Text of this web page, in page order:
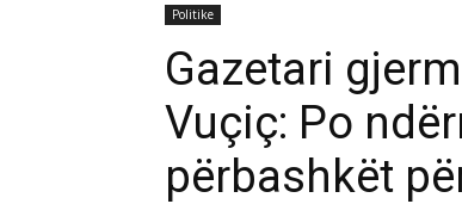
Politike
Gazetari
Vuçiç: Po
përbashkët